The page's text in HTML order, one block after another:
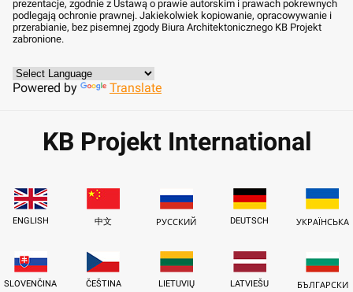
prezentacje, zgodnie z Ustawą o prawie autorskim i prawach pokrewnych
podlegają ochronie prawnej. Jakiekolwiek kopiowanie, opracowywanie i
przerabianie, bez pisemnej zgody Biura Architektonicznego KB Projekt
zabronione.
Powered by Translate
KB Projekt International
ENGLISH 中文 РУССКИЙ DEUTSCH УКРАЇНСЬКА
SLOVENČINA ČEŠTINA LIETUVIŲ LATVIEŠU БЪЛГАРСКИ